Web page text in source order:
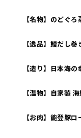
【名物】のどぐ
【逸品】鰻だし巻
【造り】日本海
【温物】自家製
【お肉】能登豚